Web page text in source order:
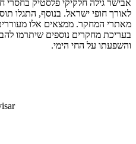
אבישר גילה חלקיקי פלסטיק בחסרי
לאורך חופי ישראל. בנוסף, התגלו
מאתרי המחקר. ממצאים אלו
בעריכת מחקרים נוספים שיתרמו
והשפעתו על החי הימי.